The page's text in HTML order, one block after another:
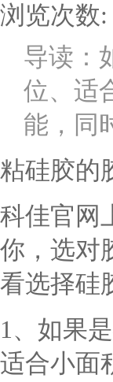
浏览次数:
导读：
位、适
能，同
粘硅胶的
科佳官网
你，选对
看选择硅
1、如果
适合小面